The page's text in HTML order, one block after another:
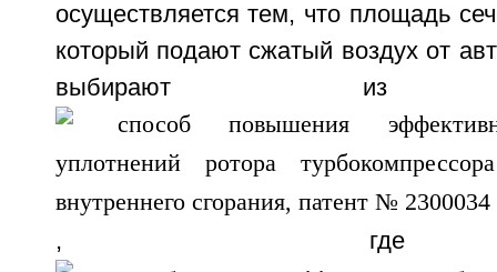
осуществляется тем, что площадь
который подают сжатый воздух от
выбирают из
,